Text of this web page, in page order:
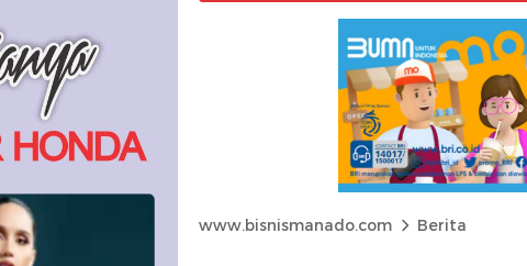
www.bisnismanado.com Berita